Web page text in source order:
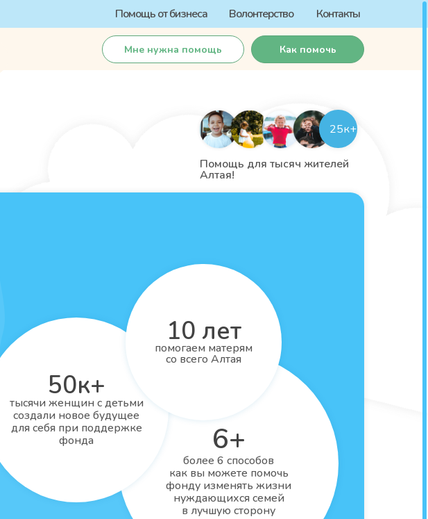
Мне нужна помощь Как помочь
Контакты
Волонтерство
Помощь от бизнеса
Помощь для тысяч жителей
Алтая!
10 лет
помогаем матерям
со всего Алтая
50к+
тысячи женщин с детьми
создали новое будущее
для себя при поддержке
фонда
6+
более 6 способов
как вы можете помочь
фонду изменять жизни
нуждающихся семей
в лучшую сторону
25к+